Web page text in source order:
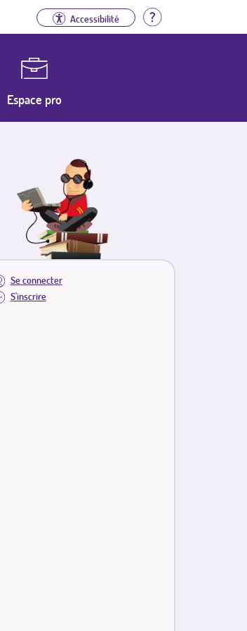
Accessibilité Aide
Espace pro
Se connecter
S'inscrire